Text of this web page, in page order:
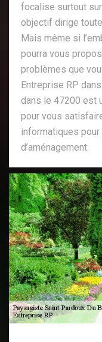
focalise surtout
objectif dirige
Mais même si
pourra vous
problèmes que
Entreprise RP
dans le 47200 est
pour vous
informatiques
d’aménagement.